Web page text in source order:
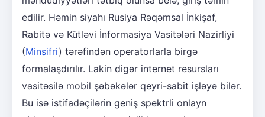
edilir. Həmin siyahı Rusiya Rəqəmsal İnkişaf,
Rabitə və Kütləvi İnformasiya Vasitələri Nazirliyi
(Minsifri) tərəfindən operatorlarla birgə
formalaşdırılır. Lakin digər internet resursları
vasitəsilə mobil şəbəkələr qeyri-sabit işləyə bilər.
Bu isə istifadəçilərin geniş spektrli onlayn